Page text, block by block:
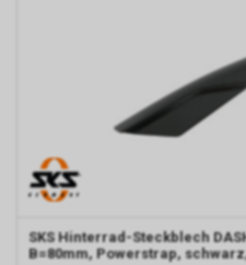
SKS Hinterrad-Steckblech
B=80mm, Powerstrap,